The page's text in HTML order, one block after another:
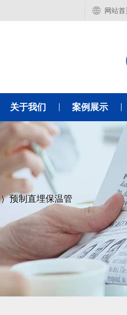
网站
关于我们 案例展示
预制直埋保温管